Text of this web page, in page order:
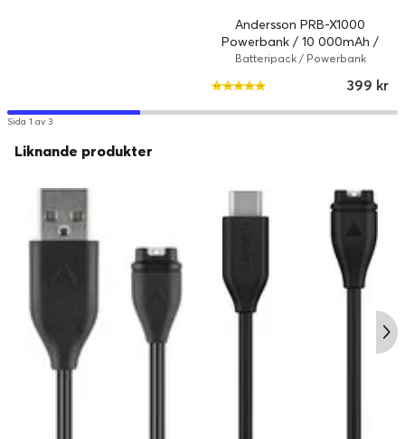
Andersson PRB-X1000
Powerbank / 10 000mAh /
PD30W
Batteripack / Powerbank
399 kr
Sida 1 av 3
Liknande produkter